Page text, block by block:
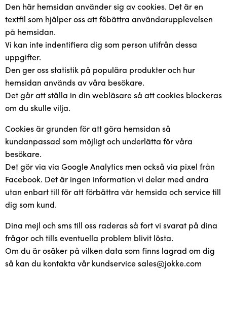
Den här hemsidan använder sig av cookies. Det är en
textfil som hjälper oss att föbättra användarupplevelsen
på hemsidan.
Vi kan inte indentifiera dig som person utifrån dessa
uppgifter.
Den ger oss statistik på populära produkter och hur
hemsidan används av våra besökare.
Det går att ställa in din webläsare så att cookies blockeras
om du skulle vilja.
Cookies är grunden för att göra hemsidan så
kundanpassad som möjligt och underlätta för våra
besökare.
Det gör via via Google Analytics men också via pixel från
Facebook. Det är ingen information vi delar med andra
utan enbart till för att förbättra vår hemsida och service till
dig som kund.
Dina mejl och sms till oss raderas så fort vi svarat på dina
frågor och tills eventuella problem blivit lösta.
Om du är osäker på vilken data som finns lagrad om dig
så kan du kontakta vår kundservice sales@jokke.com